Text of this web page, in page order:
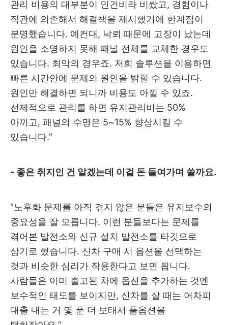
관리 비용의 대부분이 인건비라 비쌌고, 경험이나
직관에 의존해서 해결책을 제시했기에 한계점이
분명했습니다. 예컨대, 낙뢰 때문에 고장이 났는데
원인을 소명하지 못해 패널 전체를 교체한 경우도
있습니다. 최악의 경우죠. 저희 솔루션을 이용하면
빠른 시간안에 문제의 원인을 밝힐 수 있습니다.
원인만 해결하면 되니까 비용도 아낄 수 있죠.
선제적으로 관리를 하면 유지관리비는 50%
아끼고, 패널의 수명은 5~15% 향상시킬 수
있습니다.”
- 좋은 취지인 건 알겠는데 이걸 돈 들여가며 쓸까요.
“노후화 문제를 아직 겪지 않은 분들은 유지보수의
중요성을 잘 모릅니다. 이런 분들보다는 문제를
겪어본 발전소와 신규 설치 발전소를 타깃으로
삼기로 했습니다. 신차 구매 시 옵션을 선택하는
것과 비슷한 심리가 작용한다고 보면 됩니다.
사람들은 이미 출고된 차에 옵션을 추가하는 것엔
보수적인 태도를 보이지만, 신차를 살 때는 어차피
대출 내는 거 몇 푼 더 보태서 풀옵션을